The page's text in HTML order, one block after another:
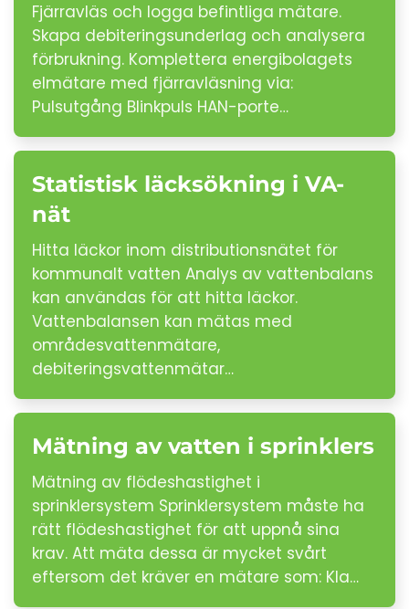
Fjärravläs och logga befintliga mätare.
Skapa debiteringsunderlag och analysera
förbrukning. Komplettera energibolagets
elmätare med fjärravläsning via:
Pulsutgång Blinkpuls HAN-porte…
Statistisk läcksökning i VA-
nät
Hitta läckor inom distributionsnätet för
kommunalt vatten Analys av vattenbalans
kan användas för att hitta läckor.
Vattenbalansen kan mätas med
områdesvattenmätare,
debiteringsvattenmätar…
Mätning av vatten i sprinklers
Mätning av flödeshastighet i
sprinklersystem Sprinklersystem måste ha
rätt flödeshastighet för att uppnå sina
krav. Att mäta dessa är mycket svårt
eftersom det kräver en mätare som: Kla…